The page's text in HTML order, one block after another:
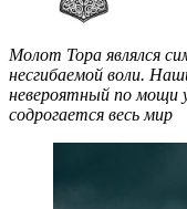
Молот Тора являлся
несгибаемой воли.
невероятный по мощи
содрогается весь мир